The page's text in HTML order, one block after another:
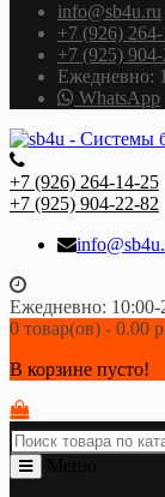
info@sb4u.ru
+7 (926)
+7 (925)
Ежедневно:
WhatsApp
+7 (926) 264-14-25
+7 (925) 904-22-82
Ежедневно: 10:00-
0 товар(ов) - 0.00
В корзине пусто!